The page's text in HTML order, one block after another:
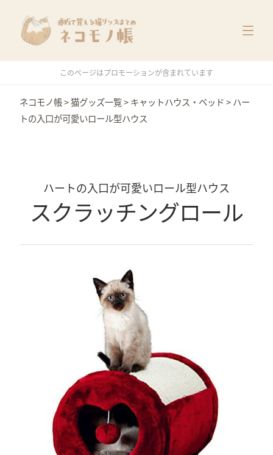
猫グッズ一覧
メーカー別
価格別
このページはプロモーションが含まれています
ネコモノ帳>猫グッズ一覧>キャットハウス・ベッド>ハー
トの入口が可愛いロール型ハウス
ハートの入口が可愛いロール型ハウス
スクラッチングロール